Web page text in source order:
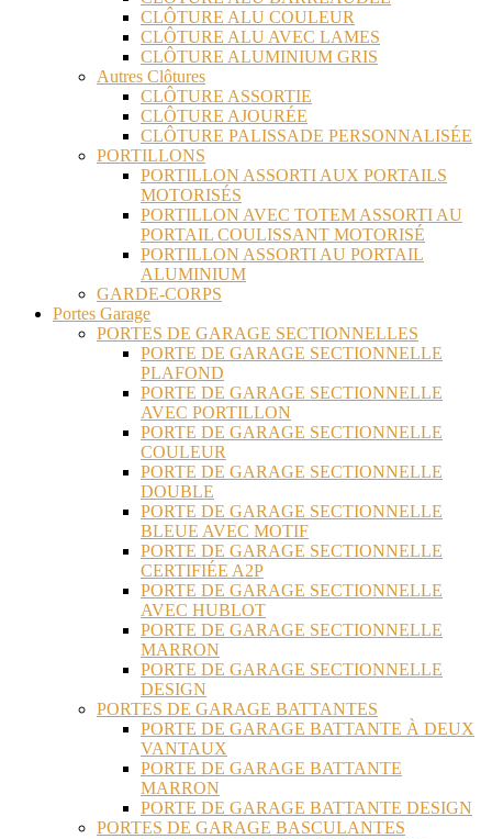
CLÔTURE ALU COULEUR
CLÔTURE ALU AVEC LAMES
CLÔTURE ALUMINIUM GRIS
Autres Clôtures
CLÔTURE ASSORTIE
CLÔTURE AJOURÉE
CLÔTURE PALISSADE PERSONNALISÉE
PORTILLONS
PORTILLON ASSORTI AUX PORTAILS
MOTORISÉS
PORTILLON AVEC TOTEM ASSORTI AU
PORTAIL COULISSANT MOTORISÉ
PORTILLON ASSORTI AU PORTAIL
ALUMINIUM
GARDE-CORPS
Portes Garage
PORTES DE GARAGE SECTIONNELLES
PORTE DE GARAGE SECTIONNELLE
PLAFOND
PORTE DE GARAGE SECTIONNELLE
AVEC PORTILLON
PORTE DE GARAGE SECTIONNELLE
COULEUR
PORTE DE GARAGE SECTIONNELLE
DOUBLE
PORTE DE GARAGE SECTIONNELLE
BLEUE AVEC MOTIF
PORTE DE GARAGE SECTIONNELLE
CERTIFIÉE A2P
PORTE DE GARAGE SECTIONNELLE
AVEC HUBLOT
PORTE DE GARAGE SECTIONNELLE
MARRON
PORTE DE GARAGE SECTIONNELLE
DESIGN
PORTES DE GARAGE BATTANTES
PORTE DE GARAGE BATTANTE À DEUX
VANTAUX
PORTE DE GARAGE BATTANTE
MARRON
PORTE DE GARAGE BATTANTE DESIGN
PORTES DE GARAGE BASCULANTES